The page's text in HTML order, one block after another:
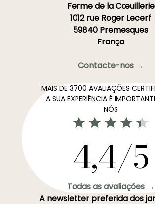
Ferme de la Cœuillerie
1012 rue Roger Lecerf
59840 Premesques
França
Contacte-nos →
MAIS DE 3700 AVALIAÇÕES
A SUA EXPERIÊNCIA É
NÓS
4,4/5
Todas as avaliações →
A newsletter preferida dos